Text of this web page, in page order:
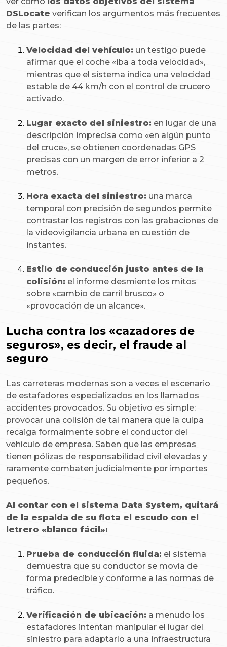
DSLocate verifican los argumentos más frecuentes
de las partes:
Velocidad del vehículo: un testigo puede
afirmar que el coche «iba a toda velocidad»,
mientras que el sistema indica una velocidad
estable de 44 km/h con el control de crucero
activado.
Lugar exacto del siniestro: en lugar de una
descripción imprecisa como «en algún punto
del cruce», se obtienen coordenadas GPS
precisas con un margen de error inferior a 2
metros.
Hora exacta del siniestro: una marca
temporal con precisión de segundos permite
contrastar los registros con las grabaciones de
la videovigilancia urbana en cuestión de
instantes.
Estilo de conducción justo antes de la
colisión: el informe desmiente los mitos
sobre «cambio de carril brusco» o
«provocación de un alcance».
Lucha contra los «cazadores de
seguros», es decir, el fraude al
seguro
Las carreteras modernas son a veces el escenario
de estafadores especializados en los llamados
accidentes provocados. Su objetivo es simple:
provocar una colisión de tal manera que la culpa
recaiga formalmente sobre el conductor del
vehículo de empresa. Saben que las empresas
tienen pólizas de responsabilidad civil elevadas y
raramente combaten judicialmente por importes
pequeños.
Al contar con el sistema Data System, quitará
de la espalda de su flota el escudo con el
letrero «blanco fácil»:
Prueba de conducción fluida: el sistema
demuestra que su conductor se movía de
forma predecible y conforme a las normas de
tráfico.
Verificación de ubicación: a menudo los
estafadores intentan manipular el lugar del
siniestro para adaptarlo a una infraestructura